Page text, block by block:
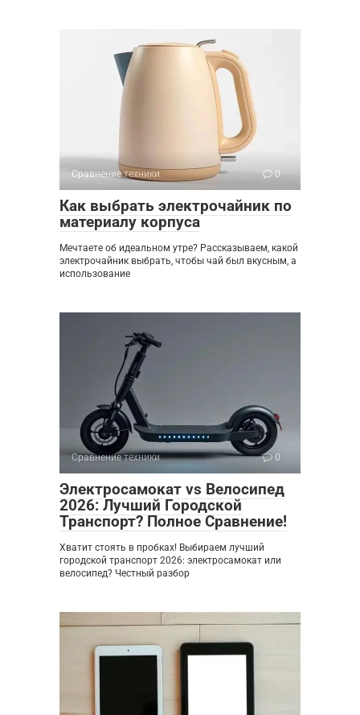
Сравнение техники 0
Как выбрать электрочайник по
материалу корпуса
Мечтаете об идеальном утре? Рассказываем, какой
электрочайник выбрать, чтобы чай был вкусным, а
использование
Сравнение техники 0
Электросамокат vs Велосипед
2026: Лучший Городской
Транспорт? Полное Сравнение!
Хватит стоять в пробках! Выбираем лучший
городской транспорт 2026: электросамокат или
велосипед? Честный разбор